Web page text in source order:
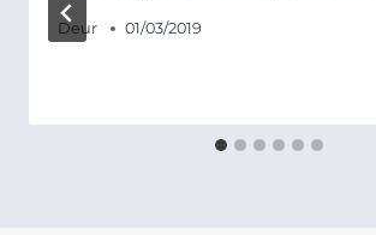
Deur 01/03/2019